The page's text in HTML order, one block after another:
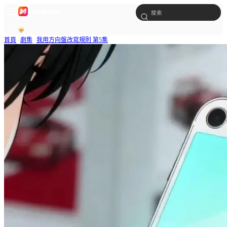
首頁 劇集 我用方向盤改寫規則 第5集